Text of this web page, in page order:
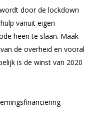
door de lockdown
vanuit eigen
heen te slaan. Maak
de overheid en vooral
is de winst van 2020